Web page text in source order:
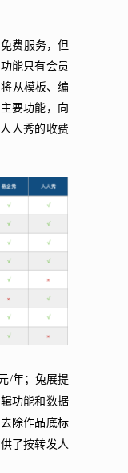
费服务，但
能只有会员
从模板、编
要功能，向
人秀的收费
/年；兔展提
功能和数据
除作品底标
了按转发人